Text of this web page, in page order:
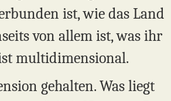
ist, wie das Land
von allem ist, was ihr
multidimensional.
gehalten. Was liegt